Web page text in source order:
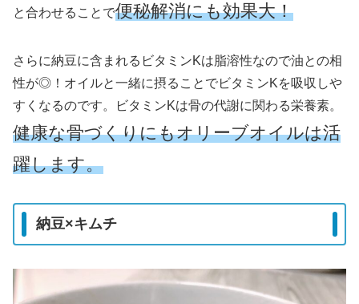
と合わせることで便秘解消にも効果大！
さらに納豆に含まれるビタミンKは脂溶性なので油との相
性が◎！オイルと一緒に摂ることでビタミンKを吸収しや
すくなるのです。ビタミンKは骨の代謝に関わる栄養素。
健康な骨づくりにもオリーブオイルは活
躍します。
納豆×キムチ